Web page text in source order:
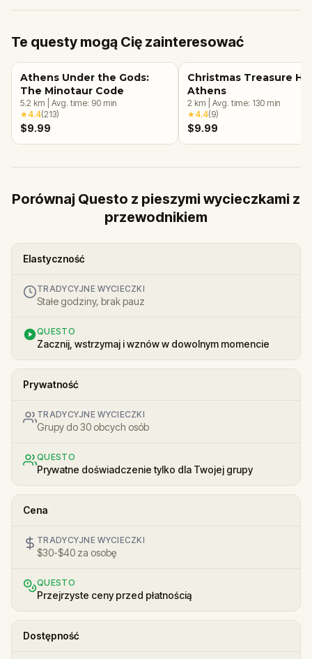
Te questy mogą Cię zainteresować
Athens Under the Gods:
The Minotaur Code
5.2 km Avg. time: 90 min
★4.4(213)
$9.99
Christmas Treasure
Athens
2 km Avg. time: 130 min
★4.4(9)
$9.99
Porównaj Questo z pieszymi wycieczkami z
przewodnikiem
Elastyczność
TRADYCYJNE WYCIECZKI
Stałe godziny, brak pauz
QUESTO
Zacznij, wstrzymaj i wznów w dowolnym momencie
Prywatność
TRADYCYJNE WYCIECZKI
Grupy do 30 obcych osób
QUESTO
Prywatne doświadczenie tylko dla Twojej grupy
Cena
TRADYCYJNE WYCIECZKI
$30-$40 za osobę
QUESTO
Przejrzyste ceny przed płatnością
Dostępność